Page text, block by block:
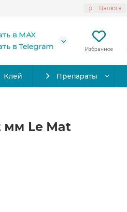
р. Валюта
в MAX
в Telegram
Избранное
Клей Препараты
мм Le Mat